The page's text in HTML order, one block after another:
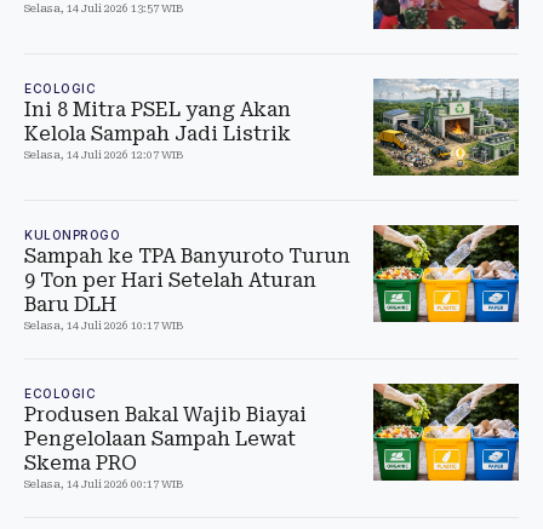
Selasa, 14 Juli 2026 13:57 WIB
ECOLOGIC
Ini 8 Mitra PSEL yang Akan
Kelola Sampah Jadi Listrik
Selasa, 14 Juli 2026 12:07 WIB
KULONPROGO
Sampah ke TPA Banyuroto Turun
9 Ton per Hari Setelah Aturan
Baru DLH
Selasa, 14 Juli 2026 10:17 WIB
ECOLOGIC
Produsen Bakal Wajib Biayai
Pengelolaan Sampah Lewat
Skema PRO
Selasa, 14 Juli 2026 00:17 WIB